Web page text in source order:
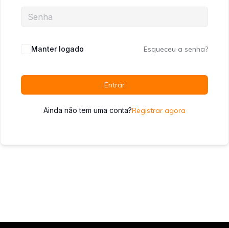
Manter logado Esqueceu a senha?
Entrar
Ainda não tem uma conta?Registrar agora